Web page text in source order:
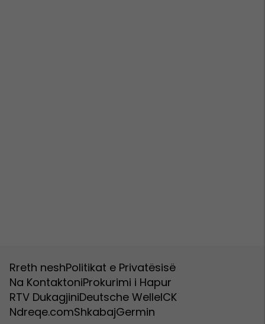
Rreth neshPolitikat e Privatësisë
Na KontaktoniProkurimi i Hapur
RTV DukagjiniDeutsche WelleICK
Ndreqe.comShkabajGermin